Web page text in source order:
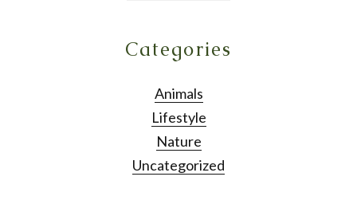
Categories
Animals
Lifestyle
Nature
Uncategorized